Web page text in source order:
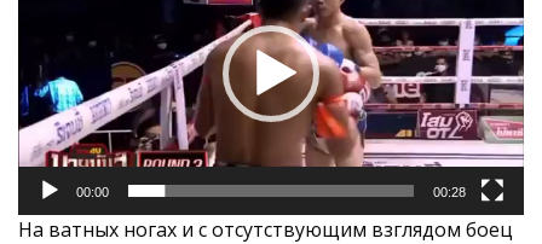
00:00 00:28
На ватных ногах и с отсутствующим взглядом боец